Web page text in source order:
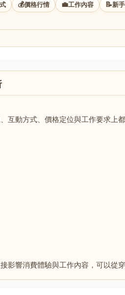
💰價格行情 💼工作內容 📝新
互動方式、價格定位與工作要求上
影響消費體驗與工作內容，可以從